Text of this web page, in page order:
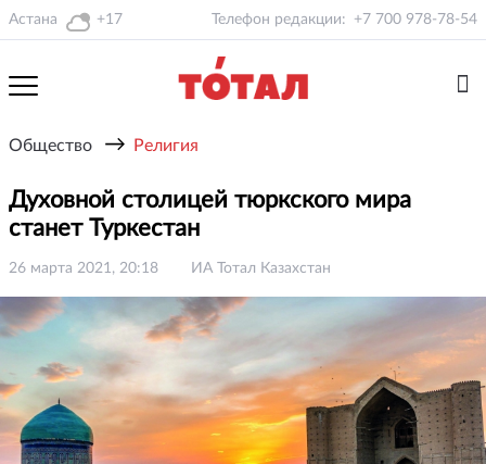
Астана +17 Телефон редакции: +7 700 978-78-54
Общество → Религия
Духовной столицей тюркского мира
станет Туркестан
26 марта 2021, 20:18 ИА Тотал Казахстан